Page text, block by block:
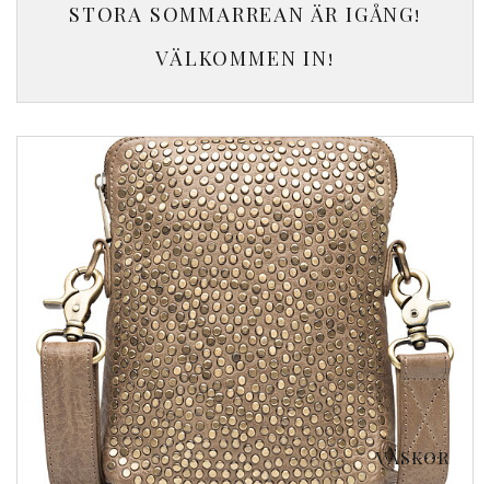
STORA SOMMARREAN ÄR IGÅNG!
VÄLKOMMEN IN!
VÄSKOR